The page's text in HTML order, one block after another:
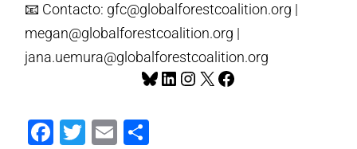
📧 Contacto: gfc@globalforestcoalition.org |
megan@globalforestcoalition.org |
jana.uemura@globalforestcoalition.org
Bluesky
LinkedIn
Instagram
X Facebook
Facebook
Twitter
Email